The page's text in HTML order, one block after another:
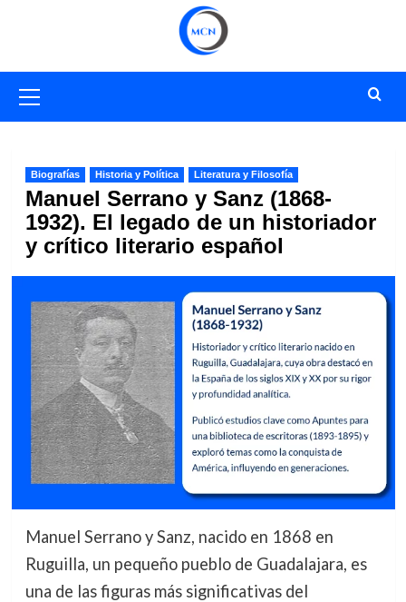
primario
Biografías Historia y Política Literatura y Filosofía
Manuel Serrano y Sanz (1868-
1932). El legado de un historiador
y crítico literario español
Manuel Serrano y Sanz, nacido en 1868 en
Ruguilla, un pequeño pueblo de Guadalajara, es
una de las figuras más significativas del